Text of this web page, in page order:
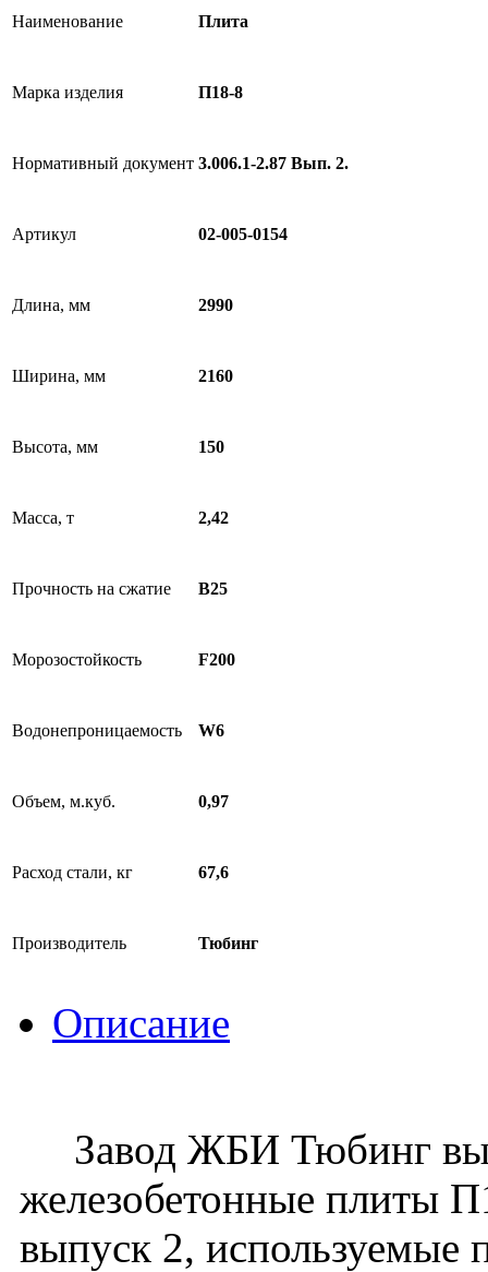
Наименование Плита
Марка изделия П18-8
Нормативный документ 3.006.1-2.87 Вып. 2.
Артикул 02-005-0154
Длина, мм 2990
Ширина, мм 2160
Высота, мм 150
Масса, т 2,42
Прочность на сжатие B25
Морозостойкость F200
Водонепроницаемость W6
Объем, м.куб. 0,97
Расход стали, кг 67,6
Производитель Тюбинг
Описание
Завод ЖБИ Тюбинг
железобетонные плиты
выпуск 2, используемые